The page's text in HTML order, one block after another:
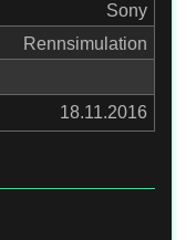
Sony
Rennsimulation
18.11.2016